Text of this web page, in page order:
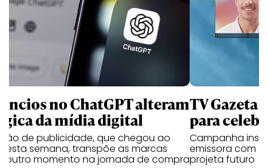
no ChatGPT alteram
da mídia digital
de publicidade, que chegou ao
esta semana, transpõe as marcas
outro momento na jornada de compra
TV Gazeta
para
Campanha
emissora com
projeta futuro